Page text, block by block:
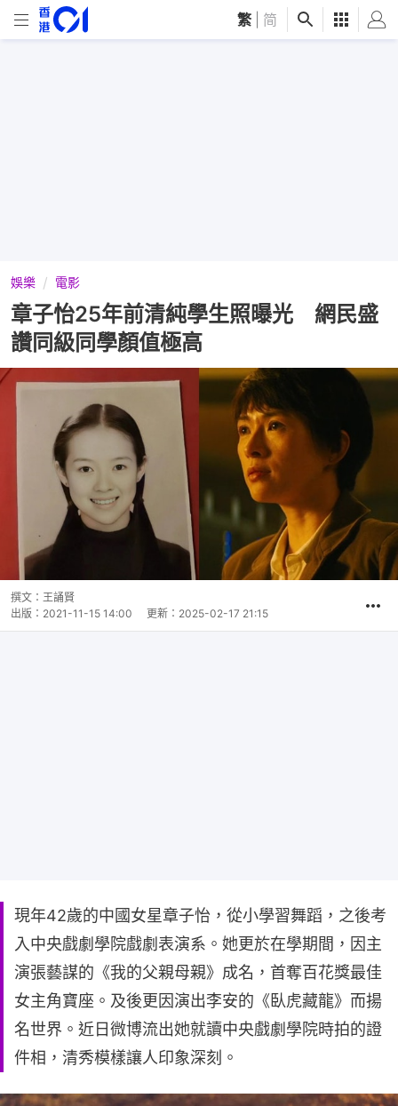
繁 简
娛樂 電影
章子怡25年前清純學生照曝光 網民盛
讚同級同學顏值極高
撰文： 王誦賢
出版： 2021-11-15 14:00 更新： 2025-02-17 21:15
現年42歲的中國女星章子怡，從小學習舞蹈，之後考
入中央戲劇學院戲劇表演系。她更於在學期間，因主
演張藝謀的《我的父親母親》成名，首奪百花獎最佳
女主角寶座。及後更因演出李安的《臥虎藏龍》而揚
名世界。近日微博流出她就讀中央戲劇學院時拍的證
件相，清秀模樣讓人印象深刻。